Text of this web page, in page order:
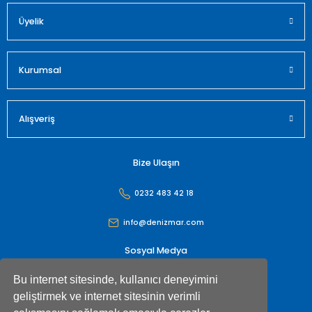
Bu internet sitesinde, kullanıcı deneyimini
geliştirmek ve internet sitesinin verimli
Üyelik
Kurumsal
Alışveriş
Bize Ulaşın
0232 483 42 18
info@denizmar.com
Sosyal Medya